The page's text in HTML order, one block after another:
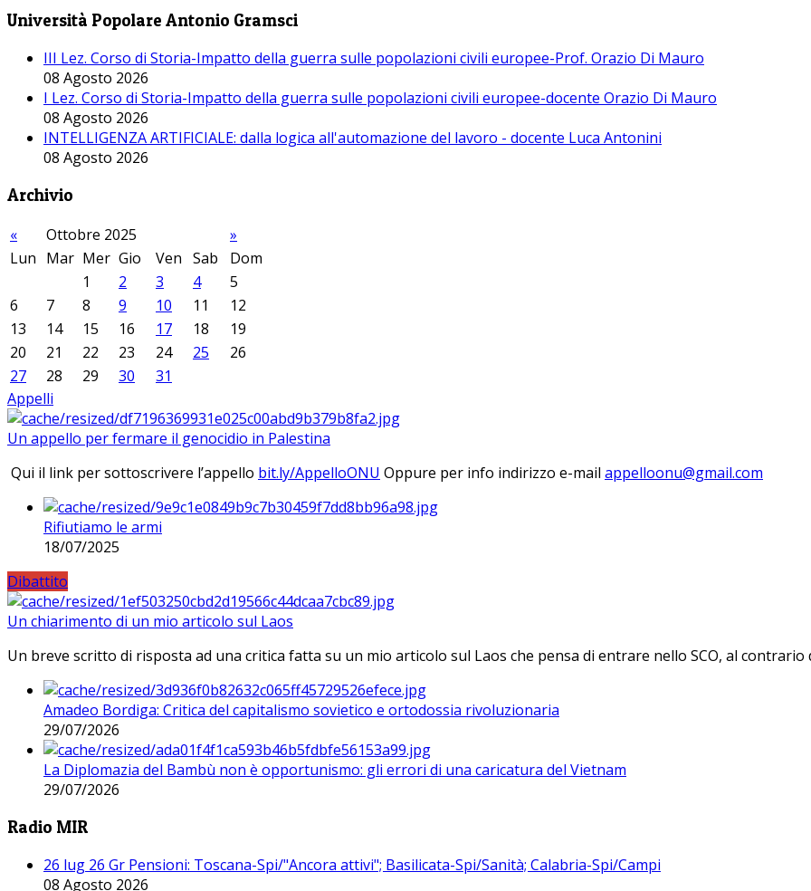
Università Popolare Antonio Gramsci
III Lez. Corso di Storia-Impatto della guerra sulle popolazioni civili europee-Prof. Orazio Di Mauro
08 Agosto 2026
I Lez. Corso di Storia-Impatto della guerra sulle popolazioni civili europee-docente Orazio Di Mauro
08 Agosto 2026
INTELLIGENZA ARTIFICIALE: dalla logica all'automazione del lavoro - docente Luca Antonini
08 Agosto 2026
Archivio
« Ottobre 2025
»
Lun Mar Mer Gio Ven Sab
Dom
1
2 3 4
5
6
7 8 9 10 11
12
13
14 15 16 17 18
19
20
21 22 23 24 25
26
27
28 29 30
31
Appelli
Un appello per fermare il genocidio in Palestina
Qui il link per sottoscrivere l’appello bit.ly/AppelloONU Oppure per info indirizzo e-mail
Rifiutiamo le armi
18/07/2025
Dibattito
Un chiarimento di un mio articolo sul Laos
Un breve scritto di risposta ad una critica fatta su un mio articolo sul Laos che pensa di entrare nello SCO, al contrario
Amadeo Bordiga: Critica del capitalismo sovietico e ortodossia rivoluzionaria
29/07/2026
La Diplomazia del Bambù non è opportunismo: gli errori di una caricatura del Vietnam
29/07/2026
Radio MIR
26 lug 26 Gr Pensioni: Toscana-Spi/"Ancora attivi"; Basilicata-Spi/Sanità; Calabria-Spi/Campi
08 Agosto 2026